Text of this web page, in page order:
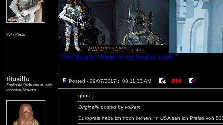
8547 Posts
"This Bounty Hunter is my kind of scum."
titusillu
Zopfloser Padawan m. sehr
grossem Schwert
Posted - 09/07/2017 : 08:11:33 AM
quote:
Originally posted by volkerc
Europreis habe ich noch keinen. In USA sah ich Preise von